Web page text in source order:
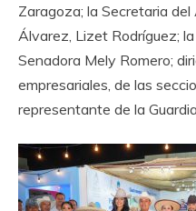
Zaragoza; la Secretaria
Álvarez, Lizet Rodríguez;
Senadora Mely Romero;
empresariales, de las
representante de la